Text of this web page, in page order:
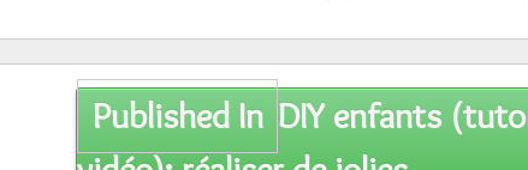
Published In DIY enfants (tuto